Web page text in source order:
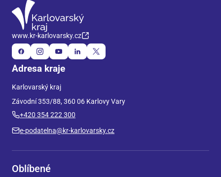
www.kr-karlovarsky.cz
Adresa kraje
Karlovarský kraj
Závodní 353/88, 360 06 Karlovy Vary
+420 354 222 300
e-podatelna@kr-karlovarsky.cz
Oblíbené